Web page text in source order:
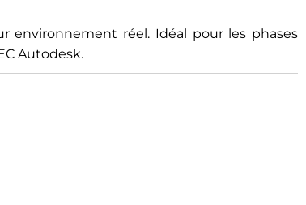
environnement réel. Idéal pour les phases
Autodesk.